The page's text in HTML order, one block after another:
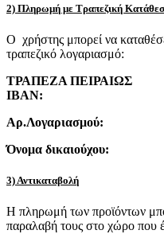
2) Πληρωμή με Τραπεζική
Ο χρήστης μπορεί να
τραπεζικό λογαριασμό:
ΤΡΑΠΕΖΑ ΠΕΙΡΑΙΩΣ
IBAN:
Αρ.Λογαριασμού:
Όνομα δικαιούχου:
3) Αντικαταβολή
Η πληρωμή των προϊόντων
παραλαβή τους στο χώρο που